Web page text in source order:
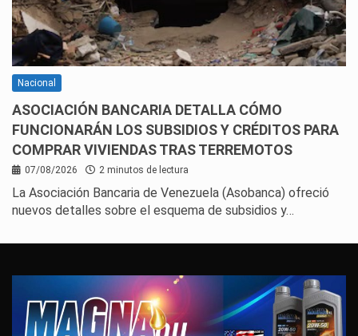
Nacional
ASOCIACIÓN BANCARIA DETALLA CÓMO
FUNCIONARÁN LOS SUBSIDIOS Y CRÉDITOS PARA
COMPRAR VIVIENDAS TRAS TERREMOTOS
07/08/2026 2 minutos de lectura
La Asociación Bancaria de Venezuela (Asobanca) ofreció
nuevos detalles sobre el esquema de subsidios y…